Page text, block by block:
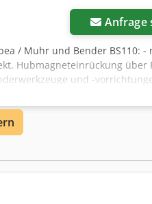
Anfrage
/ Muhr und Bender BS110: -
Hubmagneteinrückung über
und -
Hex Aigsha Europaweite